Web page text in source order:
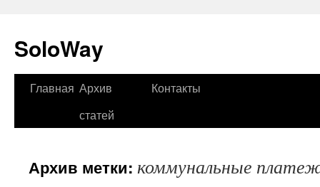
SoloWay
Перейти
Главная Архив
статей
Контакты
Архив метки: коммунальные